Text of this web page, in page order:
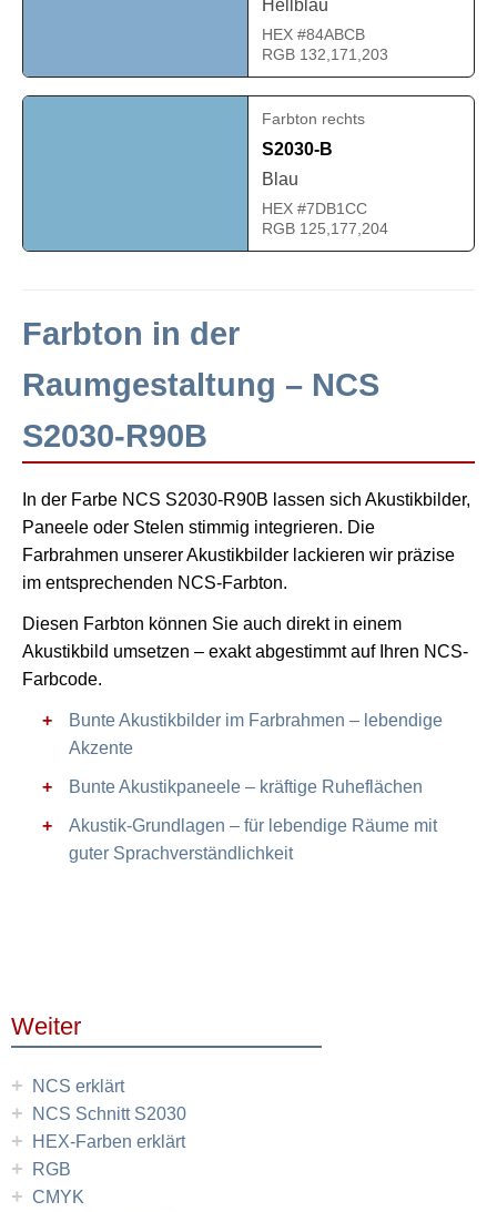
Hellblau
HEX #84ABCB
RGB 132,171,203
Farbton rechts
S2030-B
Blau
HEX #7DB1CC
RGB 125,177,204
Farbton in der
Raumgestaltung – NCS
S2030-R90B
In der Farbe NCS S2030-R90B lassen sich Akustikbilder,
Paneele oder Stelen stimmig integrieren. Die
Farbrahmen unserer Akustikbilder lackieren wir präzise
im entsprechenden NCS-Farbton.
Diesen Farbton können Sie auch direkt in einem
Akustikbild umsetzen – exakt abgestimmt auf Ihren NCS-
Farbcode.
Bunte Akustikbilder im Farbrahmen – lebendige
Akzente
Bunte Akustikpaneele – kräftige Ruheflächen
Akustik-Grundlagen – für lebendige Räume mit
guter Sprachverständlichkeit
Weiter
+ NCS erklärt
+ NCS Schnitt S2030
+ HEX-Farben erklärt
+ RGB
+ CMYK